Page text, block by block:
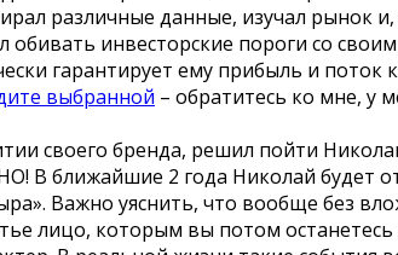
различные данные, изучал рынок
инвесторские пороги со
гарантирует ему прибыль и поток
выбранной – обратитесь ко мне, у
своего бренда, решил пойти
В ближайшие 2 года Николай будет
Важно уяснить, что вообще без
лицо, которым вы потом